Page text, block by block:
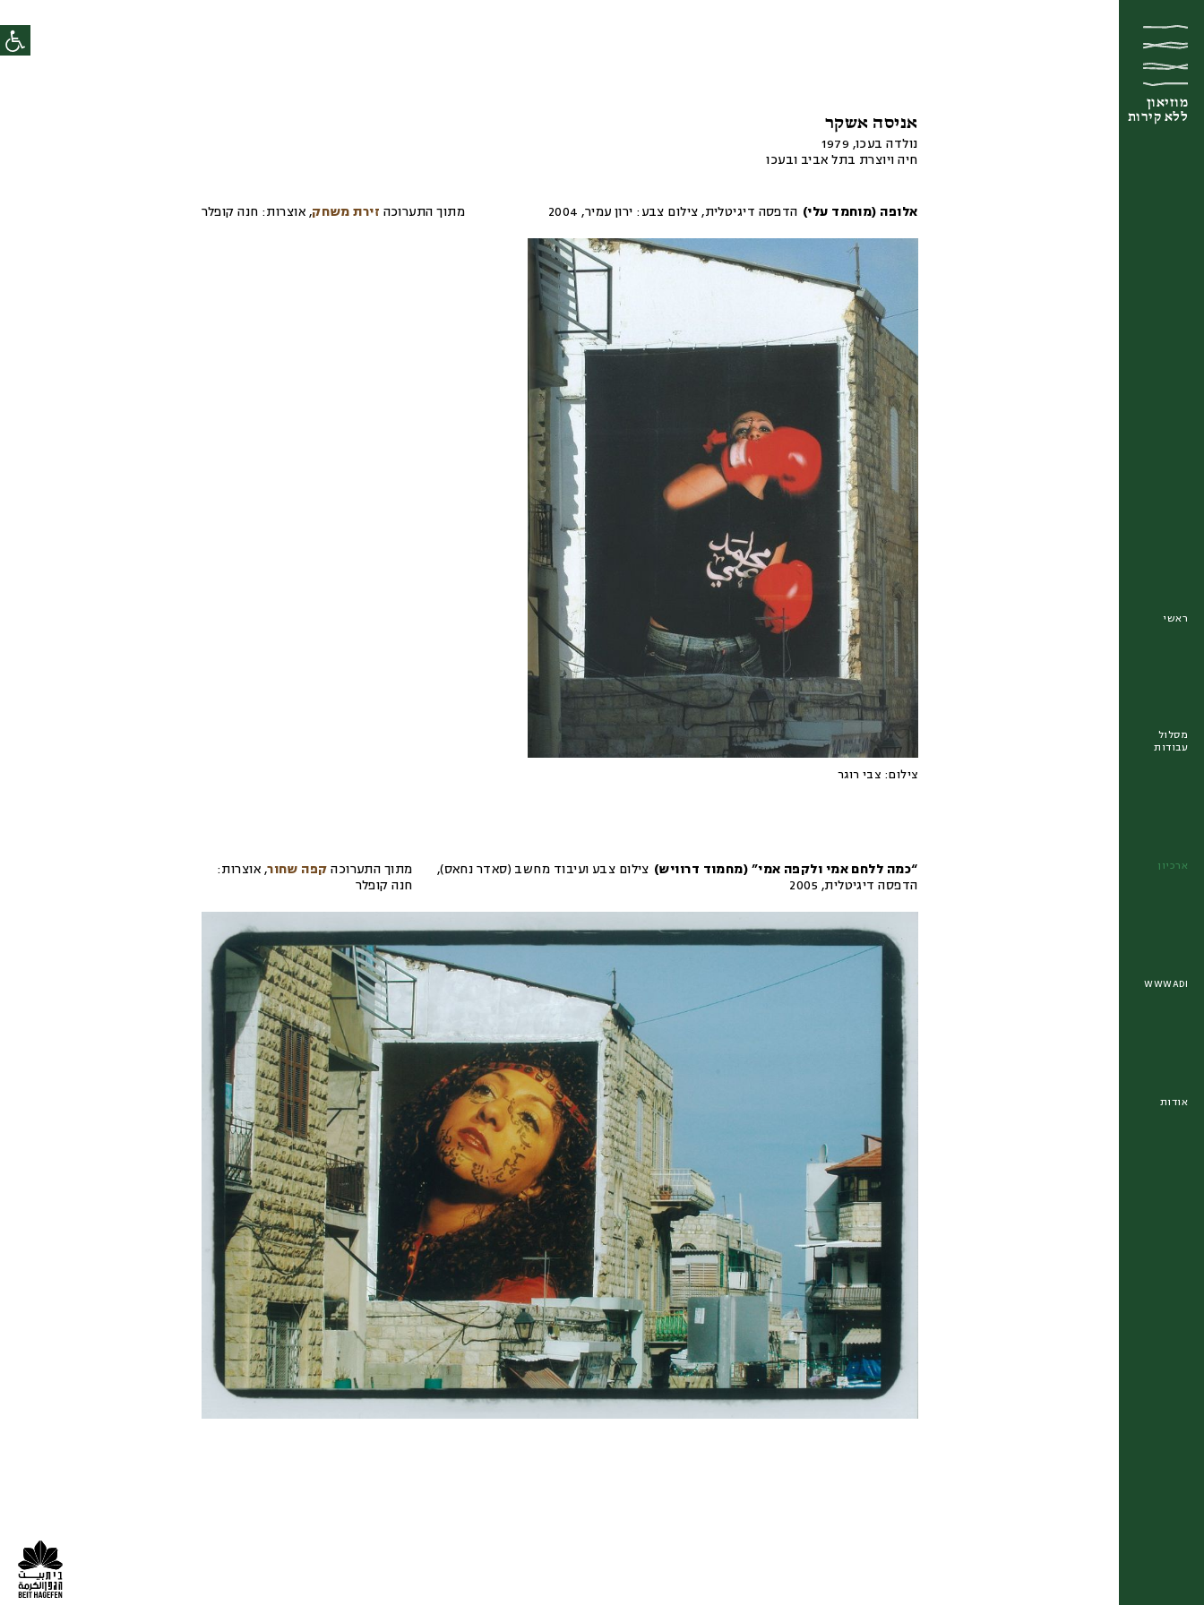
מוזיאון
ללא קירות
מוזיאון
ללא קירות
מוזיאון
ללא קירות
ראשי
מסלול
עבודות
ארכיון
WWWADI
אודות
אניסה אשקר
נולדה בעכו, 1979
חיה ויוצרת בתל אביב ובעכו
אלופה (מוחמד עלי) הדפסה דיגיטלית, צילום צבע: ירון עמיר,
2004 מתוך התערוכה זירת משחק, אוצרות: חנה קופלר
צילום: צבי רוגר
“כמה ללחם אמי ולקפה אמי” (מחמוד דרוויש) צילום צבע ועיבוד מחשב (סאדר נחאס),
הדפסה דיגיטלית,
2005
מתוך התערוכה קפה שחור, אוצרות:
חנה קופלר